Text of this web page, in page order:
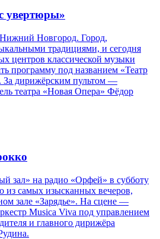
увертюры»
Новгород. Город,
традициями, и сегодня
центров классической музыки
программу под названием «Театр
За дирижёрским пультом —
театра «Новая Опера» Фёдор
зал» на радио «Орфей» в субботу
из самых изысканных вечеров,
зале «Зарядье». На сцене —
Musica Viva под управлением
и главного дирижёра